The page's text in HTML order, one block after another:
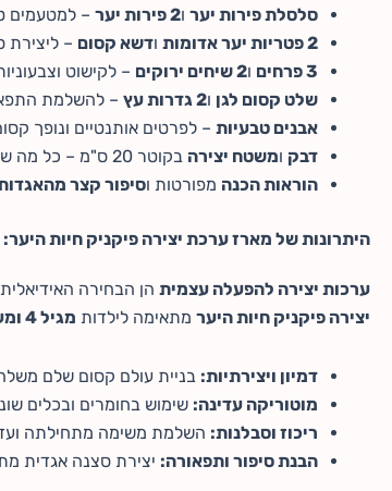
סלסלת פירות יערו2 פירות יער
– למטעמים
2 פטריות יער אדומות
ודשא קסום – ליצירת
3 פרחים
ו2 שיחים ירוקים
– לקישוט
שלט קסום לגן ו2 גדרות עץ
– להשלמת
אבנים טבעיות– לפרטים אותנטיים ונופך
דבק ומשטח יצירה בקוטר 20 ס"מ – כל מה שצריך כדי להתחיל מיד.
הוראות הכנה מפורטות וסיפור קצר
היתרונות של מארז ערכת יצירה פיקניק חיות היער:
ערכות יצירה להפעלה עצמיתהן הבחירה
יצירה פיקניק חיות היערמתאימה לילדות מגיל 4 ומעלה
דמיון ויצירתיות: בניית עולם קסום שלם משלהן
מוטוריקה עדינה: שימוש בחומרים ובכלים
ריכוז וסבלנות: השלמת משימה מתחילתה
הבנת סיפור ותפאורה: יצירת סצנה אגדית